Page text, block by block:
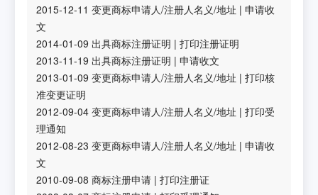
2015-12-11 变更商标申请人/注册人名义/地址 |申请收
文
2014-01-09 出具商标注册证明 |打印注册证明
2013-11-19 出具商标注册证明 |申请收文
2013-01-09 变更商标申请人/注册人名义/地址 |打印核
准变更证明
2012-09-04 变更商标申请人/注册人名义/地址 |打印受
理通知
2012-08-23 变更商标申请人/注册人名义/地址 |申请收
文
2010-09-08 商标注册申请 |打印注册证